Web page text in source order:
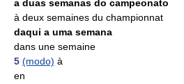
a duas semanas do campeonato
à deux semaines du championnat
daqui a uma semana
dans une semaine
5 (modo) à
en